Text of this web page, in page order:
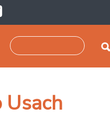
Usach